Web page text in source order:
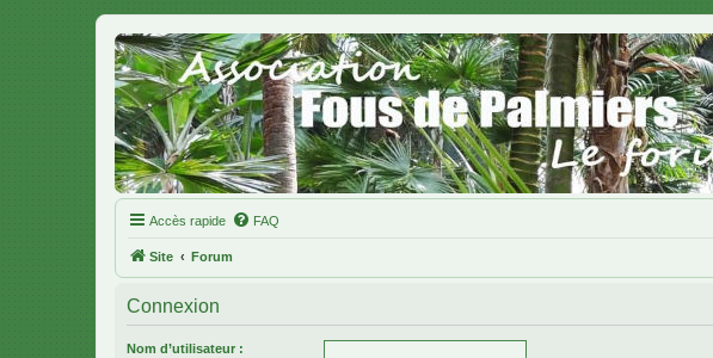
Accès rapide FAQ
Site Forum
Connexion
Nom d’utilisateur :